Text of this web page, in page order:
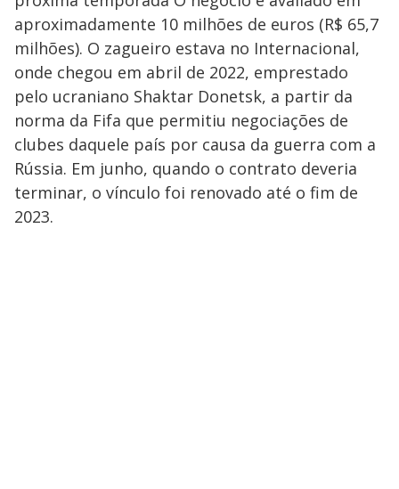
aproximadamente 10 milhões de euros (R$ 65,7
milhões). O zagueiro estava no Internacional,
onde chegou em abril de 2022, emprestado
pelo ucraniano Shaktar Donetsk, a partir da
norma da Fifa que permitiu negociações de
clubes daquele país por causa da guerra com a
Rússia. Em junho, quando o contrato deveria
terminar, o vínculo foi renovado até o fim de
2023.